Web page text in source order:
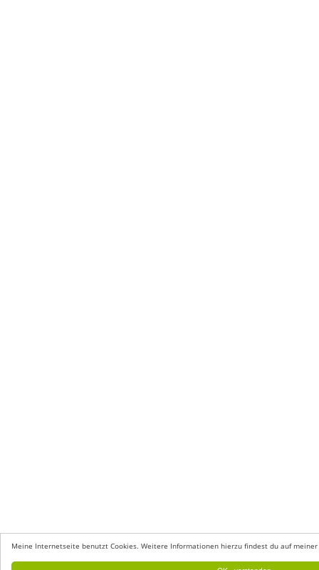
Meine Internetseite benutzt Cookies. Weitere Informationen hierzu findest du auf